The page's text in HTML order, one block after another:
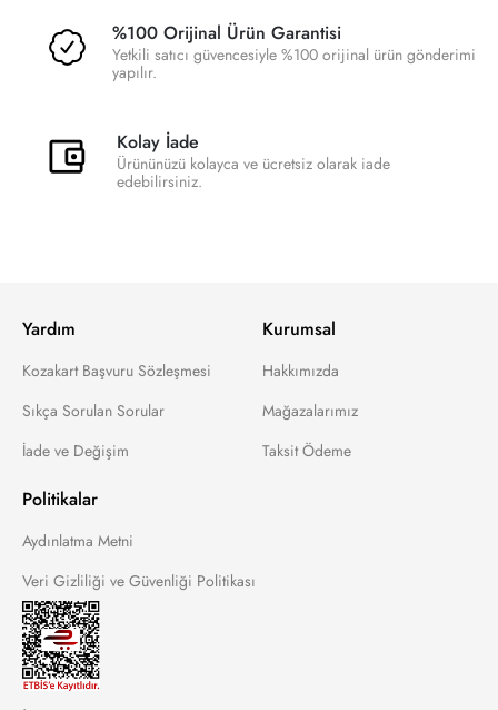
%100 Orijinal Ürün Garantisi
Yetkili satıcı güvencesiyle %100 orijinal ürün gönderimi
yapılır.
Kolay İade
Ürününüzü kolayca ve ücretsiz olarak iade
edebilirsiniz.
Yardım
Kozakart Başvuru Sözleşmesi
Sıkça Sorulan Sorular
İade ve Değişim
Kurumsal
Hakkımızda
Mağazalarımız
Taksit Ödeme
Politikalar
Aydınlatma Metni
Veri Gizliliği ve Güvenliği Politikası